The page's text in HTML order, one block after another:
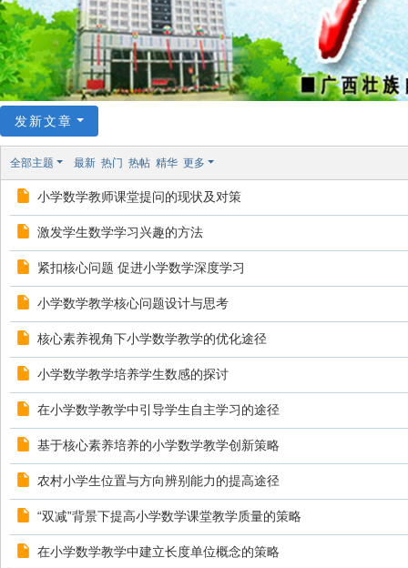
发新文章
全部主题 最新 热门 热帖 精华 更多
小学数学教师课堂提问的现状及对策
激发学生数学学习兴趣的方法
紧扣核心问题 促进小学数学深度学习
小学数学教学核心问题设计与思考
核心素养视角下小学数学教学的优化途径
小学数学教学培养学生数感的探讨
在小学数学教学中引导学生自主学习的途径
基于核心素养培养的小学数学教学创新策略
农村小学生位置与方向辨别能力的提高途径
“双减”背景下提高小学数学课堂教学质量的策略
在小学数学教学中建立长度单位概念的策略